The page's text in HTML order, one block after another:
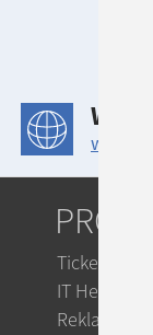
Ticketsystem
IT Helpdesk